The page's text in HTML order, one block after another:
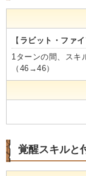
【 ラビット・ファ
1ターンの間、スキ
（46→46）
覚醒スキルと